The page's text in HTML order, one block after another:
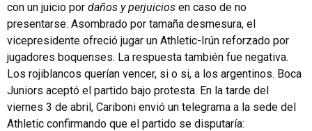
con un juicio por daños y perjuicios en caso de no
presentarse. Asombrado por tamaña desmesura, el
vicepresidente ofreció jugar un Athletic-Irún reforzado por
jugadores boquenses. La respuesta también fue negativa.
Los rojiblancos querían vencer, si o si, a los argentinos. Boca
Juniors aceptó el partido bajo protesta. En la tarde del
viernes 3 de abril, Cariboni envió un telegrama a la sede del
Athletic confirmando que el partido se disputaría: